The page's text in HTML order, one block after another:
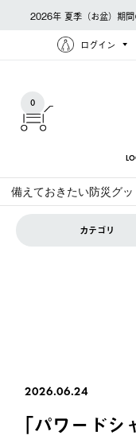
2026年 夏季（お盆）期
ログイン
0
カテゴリ
2026.06.24
「パワード